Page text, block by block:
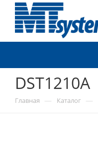
DST1210A
Главная — Каталог —